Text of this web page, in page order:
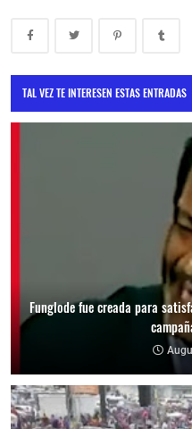
TAL VEZ TE INTERESEN ESTAS ENTRADAS
Funglode fue creada para